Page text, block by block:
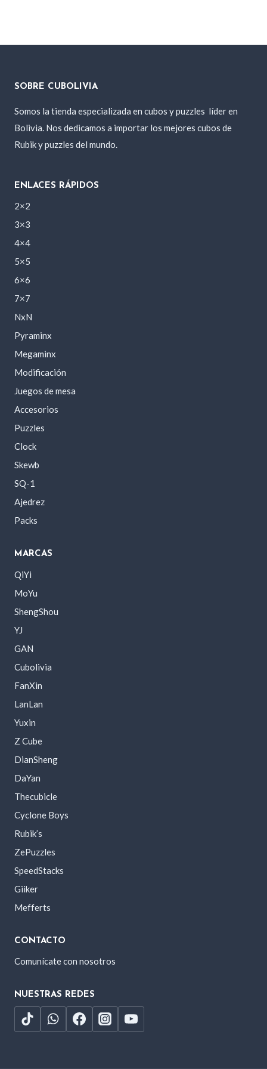
SOBRE CUBOLIVIA
Somos la tienda especializada en cubos y puzzles líder en
Bolivia. Nos dedicamos a importar los mejores cubos de
Rubik y puzzles del mundo.
ENLACES RÁPIDOS
2×2
3×3
4×4
5×5
6×6
7×7
NxN
Pyraminx
Megaminx
Modificación
Juegos de mesa
Accesorios
Puzzles
Clock
Skewb
SQ-1
Ajedrez
Packs
MARCAS
QiYi
MoYu
ShengShou
YJ
GAN
Cubolivia
FanXin
LanLan
Yuxin
Z Cube
DianSheng
DaYan
Thecubicle
Cyclone Boys
Rubik’s
ZePuzzles
SpeedStacks
Giiker
Mefferts
CONTACTO
Comunícate con nosotros
NUESTRAS REDES